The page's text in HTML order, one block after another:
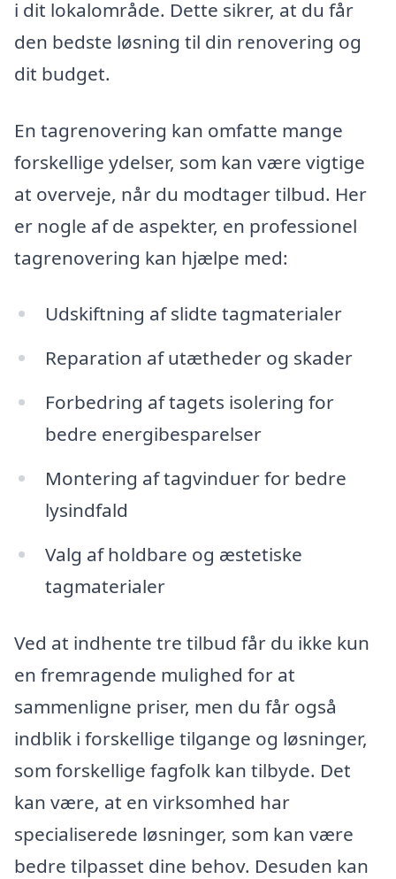
i dit lokalområde. Dette sikrer, at du får
den bedste løsning til din renovering og
dit budget.
En tagrenovering kan omfatte mange
forskellige ydelser, som kan være vigtige
at overveje, når du modtager tilbud. Her
er nogle af de aspekter, en professionel
tagrenovering kan hjælpe med:
Udskiftning af slidte tagmaterialer
Reparation af utætheder og skader
Forbedring af tagets isolering for
bedre energibesparelser
Montering af tagvinduer for bedre
lysindfald
Valg af holdbare og æstetiske
tagmaterialer
Ved at indhente tre tilbud får du ikke kun
en fremragende mulighed for at
sammenligne priser, men du får også
indblik i forskellige tilgange og løsninger,
som forskellige fagfolk kan tilbyde. Det
kan være, at en virksomhed har
specialiserede løsninger, som kan være
bedre tilpasset dine behov. Desuden kan